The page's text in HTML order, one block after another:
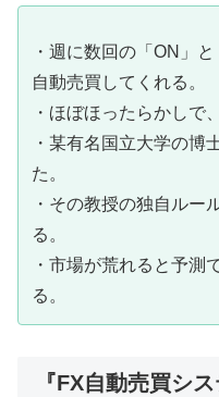
・週に数回の「ON」
自動売買してくれる。
・ほぼほったらかしで
・某有名国立大学の博
た。
・その教授の独自ルー
る。
・市場が荒れると予測
る。
『FX自動売買シ